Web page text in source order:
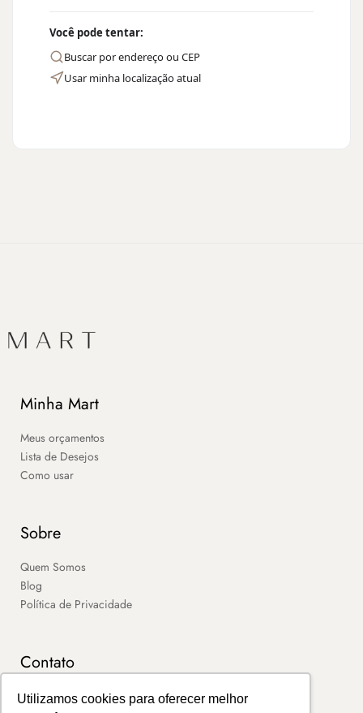
Utilizamos cookies para oferecer melhor
Você pode tentar:
Buscar por endereço ou CEP
Usar minha localização atual
Minha Mart
Meus orçamentos
Lista de Desejos
Como usar
Sobre
Quem Somos
Blog
Política de Privacidade
Contato
SAC